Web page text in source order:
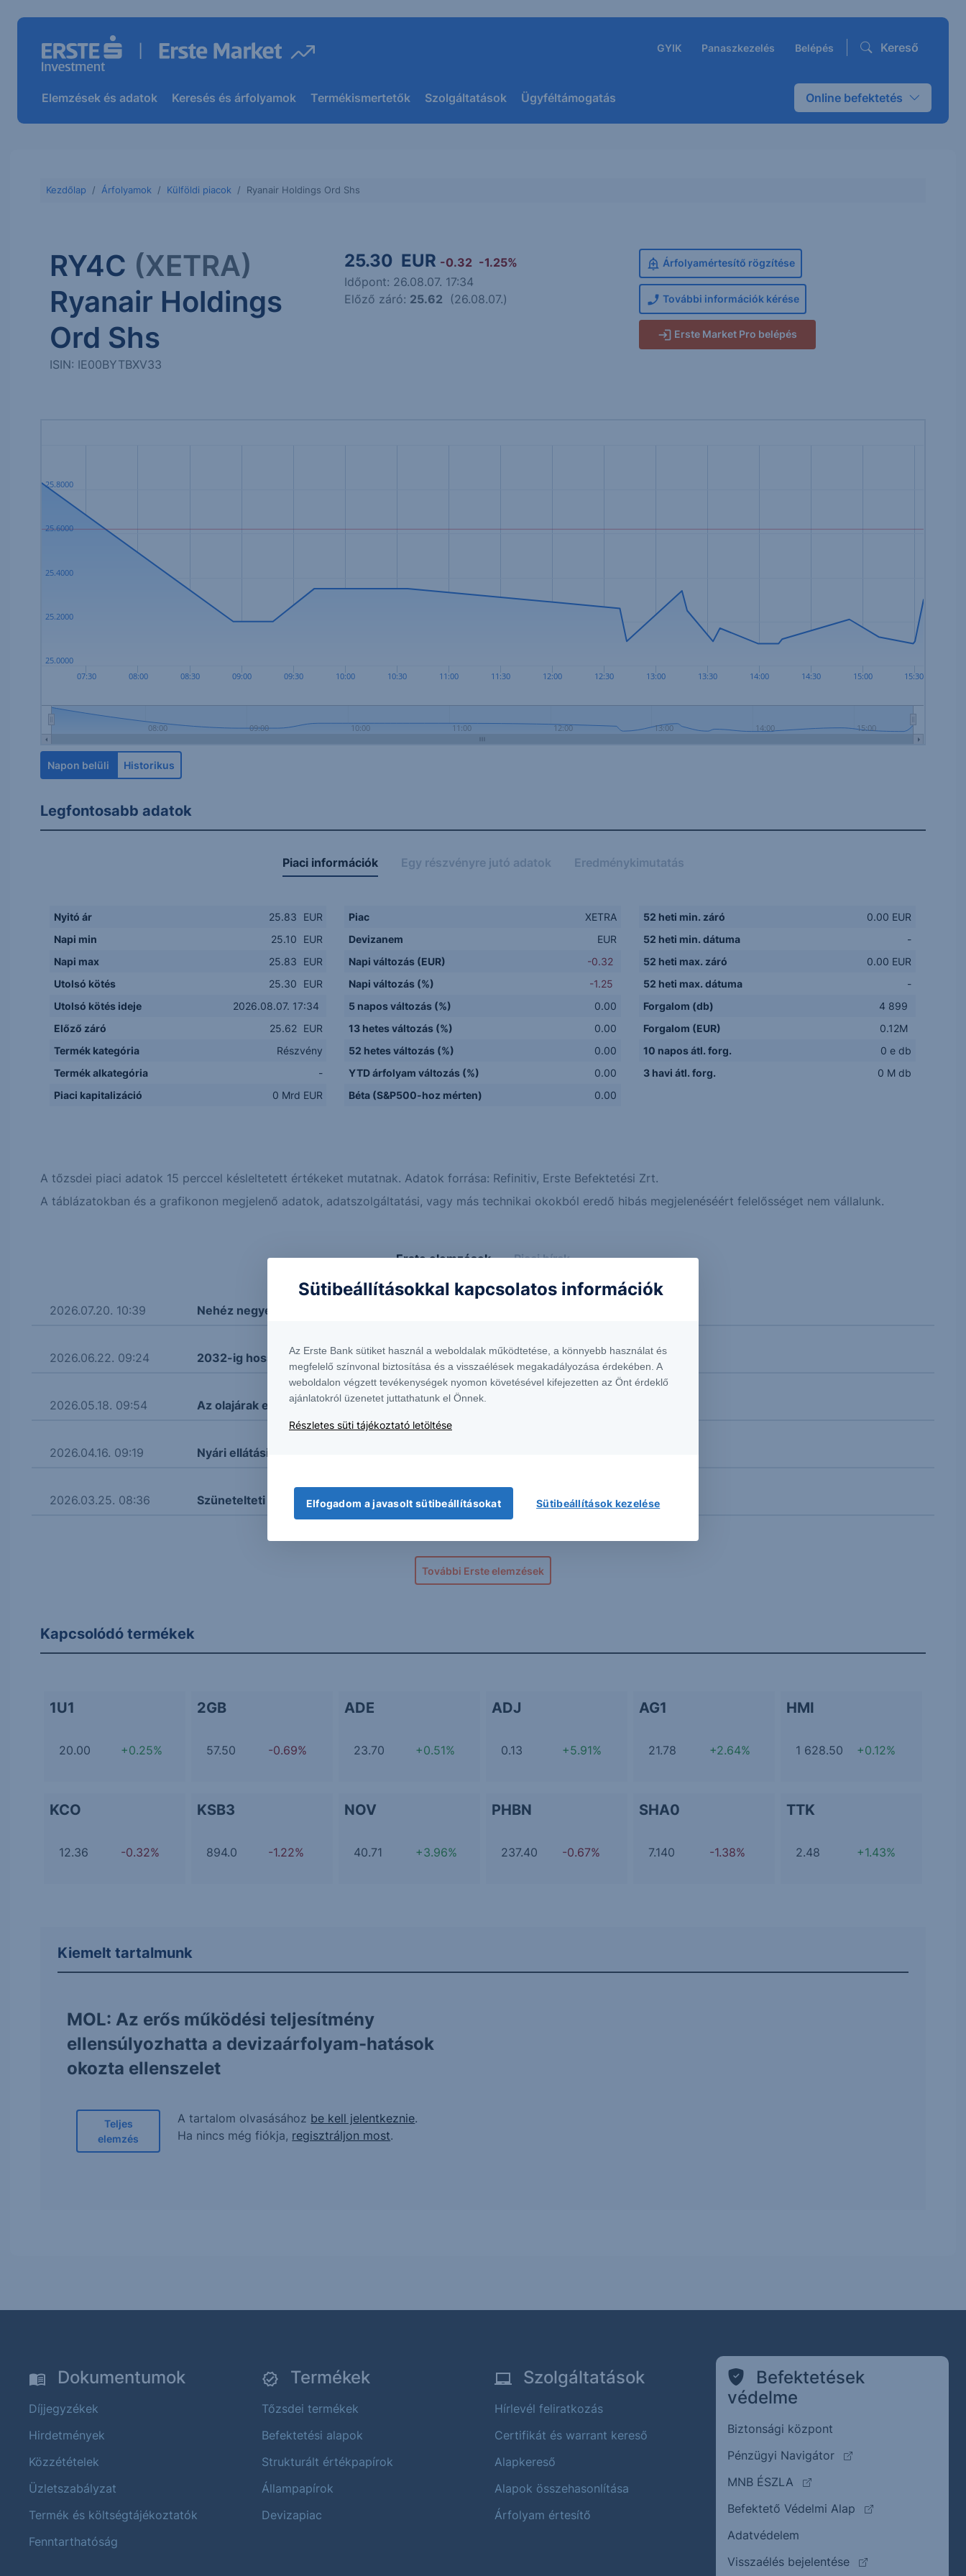
GYIK Panaszkezelés Belépés Kereső
Elemzések és adatok Keresés és árfolyamok Termékismertetők Szolgáltatások Ügyféltámogatás Online befektetés
Kezdőlap Árfolyamok Külföldi piacok Ryanair Holdings Ord Shs
RY4C (XETRA)
Ryanair Holdings
Ord Shs
ISIN: IE00BYTBXV33
25.30 EUR -0.32 -1.25%
Időpont: 26.08.07. 17:34
Előző záró: 25.62 (26.08.07.)
Árfolyamértesítő rögzítése
További információk kérése
Erste Market Pro belépés
07:30 08:00 08:30 09:00 09:30 10:00 10:30 11:00 11:30 12:00 12:30 13:00 13:30 14:00 14:30 15:00 15:30
08:00 09:00 10:00 11:00 12:00 13:00 14:00 15:00
25.0000
25.2000
25.4000
25.6000
25.8000
Napon belüli Historikus
Legfontosabb adatok
Piaci információk Egy részvényre jutó adatok Eredménykimutatás
Nyitó ár 25.83
EUR
Napi min
25.10
EUR
Napi max
25.83
EUR
Utolsó kötés
25.30
EUR
Utolsó kötés ideje
2026.08.07. 17:34
Előző záró
25.62
EUR
Termék kategória
Részvény
Termék alkategória
-
Piaci kapitalizáció
0 Mrd EUR
Piac
XETRA
Devizanem
EUR
Napi változás (EUR)
-0.32
Napi változás (%)
-1.25
5 napos változás (%)
0.00
13 hetes változás (%)
0.00
52 hetes változás (%)
0.00
YTD árfolyam változás (%)
0.00
Béta (S&P500-hoz mérten)
0.00
52 heti min. záró
0.00 EUR
52 heti min. dátuma
-
52 heti max. záró
0.00 EUR
52 heti max. dátuma
-
Forgalom (db)
4 899
Forgalom (EUR)
0.12M
10 napos átl. forg.
0 e db
3 havi átl. forg.
0 M db
A tőzsdei piaci adatok 15 perccel késleltetett értékeket mutatnak. Adatok forrása: Refinitiv, Erste Befektetési Zrt.
A táblázatokban és a grafikonon megjelenő adatok, adatszolgáltatási, vagy más technikai okokból eredő hibás megjelenéséért felelősséget nem vállalunk.
Erste elemzések Piaci hírek
2026.07.20. 10:39 Nehéz negyedéve volt a Ryanairnek
2026.06.22. 09:24 2032-ig hosszabbított a Ryanair vezére
2026.05.18. 09:54 Az olajárak ellenére sem szállnak el a Ryanair költségei
2026.04.16. 09:19 Nyári ellátási gondoktól tart a Ryanair
2026.03.25. 08:36 Szünetelteti az üzemanyag fedezést a Ryanair
További Erste elemzések
Kapcsolódó termékek
1U1
20.00 +0.25%
2GB
57.50 -0.69%
ADE
23.70 +0.51%
ADJ
0.13 +5.91%
AG1
21.78 +2.64%
HMI
1 628.50 +0.12%
KCO
12.36 -0.32%
KSB3
894.0 -1.22%
NOV
40.71 +3.96%
PHBN
237.40 -0.67%
SHA0
7.140 -1.38%
TTK
2.48 +1.43%
Kiemelt tartalmunk
MOL: Az erős működési teljesítmény
ellensúlyozhatta a devizaárfolyam-hatások
okozta ellenszelet
Teljes
elemzés
A tartalom olvasásához be kell jelentkeznie.
Ha nincs még fiókja, regisztráljon most.
Dokumentumok
Díjjegyzékek
Hirdetmények
Közzétételek
Üzletszabályzat
Termék és költségtájékoztatók
Fenntarthatóság
Termékek
Tőzsdei termékek
Befektetési alapok
Strukturált értékpapírok
Állampapírok
Devizapiac
Szolgáltatások
Hírlevél feliratkozás
Certifikát és warrant kereső
Alapkereső
Alapok összehasonlítása
Árfolyam értesítő
Befektetések
védelme
Biztonsági központ
Pénzügyi Navigátor
(külső oldalra ugrik)
MNB ÉSZLA
(külső oldalra ugrik)
Befektető Védelmi Alap
(külső oldalra
Adatvédelem
Visszaélés bejelentése
(külső oldalra ugrik)
Sütibeállításokkal kapcsolatos információk
Az Erste Bank sütiket használ a weboldalak működtetése, a könnyebb használat és
megfelelő színvonal biztosítása és a visszaélések megakadályozása érdekében. A
weboldalon végzett tevékenységek nyomon követésével kifejezetten az Önt érdeklő
ajánlatokról üzenetet juttathatunk el Önnek.
Részletes süti tájékoztató letöltése
Elfogadom a javasolt sütibeállításokat Sütibeállítások kezelése